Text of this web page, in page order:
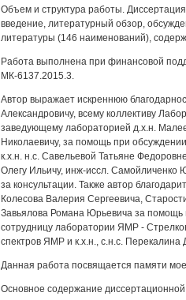
Объем и структура работы.
введение, литературный обзор,
литературы (146 наименований),
Работа выполнена при финансовой
МК-6137.2015.3.
Автор выражает искреннюю
Александровичу, всему коллективу
заведующему лабораторией д.х.н.
Николаевичу, за помощь при
к.х.н. н.с. Савельевой Татьяне
Олегу Ильичу, инж-иссл.
за консультации. Также автор
Колесова Валерия Сергеевича,
Завьялова Романа Юрьевича за помощь
сотрудницу лаборатории ЯМР -
спектров ЯМР и к.х.н., с.н.с.
Данная работа посвящается памяти
Основное содержание